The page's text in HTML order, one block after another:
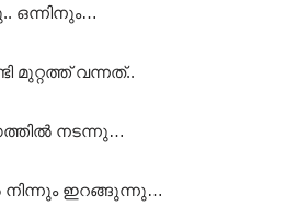
ഒന്നിനും…
മുറ്റത്ത് വന്നത്..
നടന്നു…
നിന്നും ഇറങ്ങുന്നു…